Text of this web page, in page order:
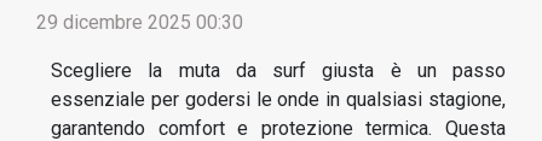
29 dicembre 2025 00:30
Scegliere la muta da surf giusta è un passo
essenziale per godersi le onde in qualsiasi stagione,
garantendo comfort e protezione termica. Questa